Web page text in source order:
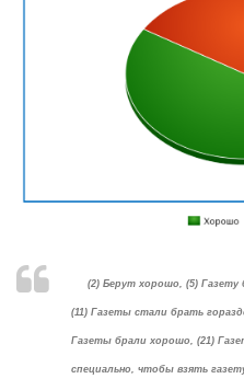
(2) Берут хорошо, (5) Газету
(11) Газеты стали брать
Газеты брали хорошо, (21)
специально, чтобы взять